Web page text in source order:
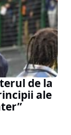
de la
ale